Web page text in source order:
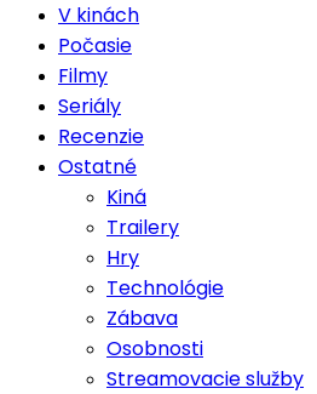
V kinách
Počasie
Filmy
Seriály
Recenzie
Ostatné
Kiná
Trailery
Hry
Technológie
Zábava
Osobnosti
Streamovacie služby